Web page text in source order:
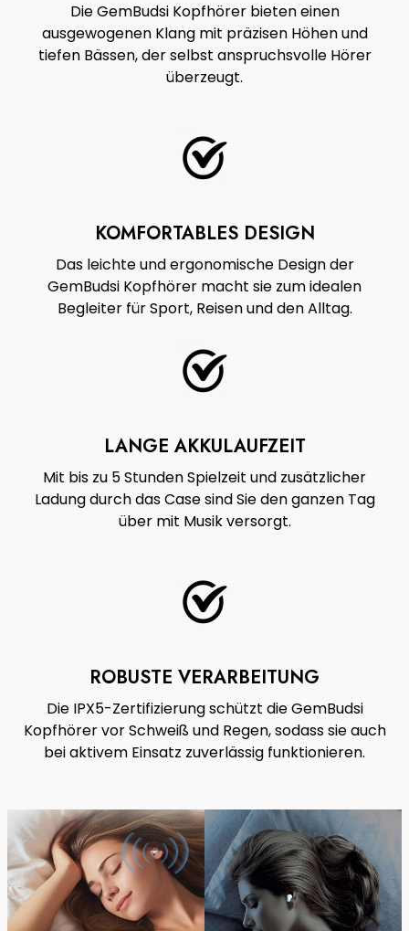
Die GemBudsi Kopfhörer bieten einen
ausgewogenen Klang mit präzisen Höhen und
tiefen Bässen, der selbst anspruchsvolle Hörer
überzeugt.
KOMFORTABLES DESIGN
Das leichte und ergonomische Design der
GemBudsi Kopfhörer macht sie zum idealen
Begleiter für Sport, Reisen und den Alltag.
LANGE AKKULAUFZEIT
Mit bis zu 5 Stunden Spielzeit und zusätzlicher
Ladung durch das Case sind Sie den ganzen Tag
über mit Musik versorgt.
ROBUSTE VERARBEITUNG
Die IPX5-Zertifizierung schützt die GemBudsi
Kopfhörer vor Schweiß und Regen, sodass sie auch
bei aktivem Einsatz zuverlässig funktionieren.